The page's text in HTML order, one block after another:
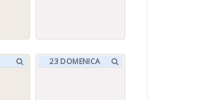
23 DOMENICA